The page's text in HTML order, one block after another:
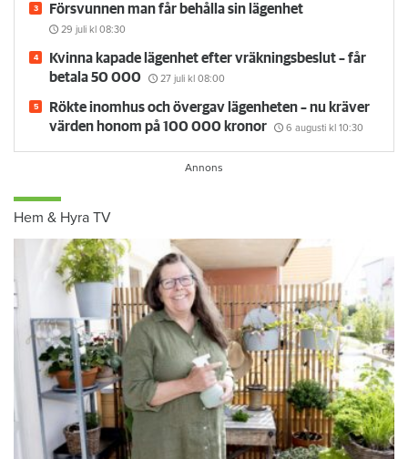
Försvunnen man får behålla sin lägenhet
29 juli kl 08:30
Kvinna kapade lägenhet efter vräkningsbeslut – får
betala 50 000
27 juli kl 08:00
Rökte inomhus och övergav lägenheten – nu kräver
värden honom på 100 000 kronor
6 augusti kl 10:30
Hem & Hyra TV